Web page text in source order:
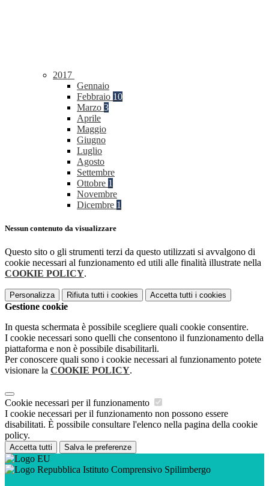
2017
Gennaio
Febbraio 10
Marzo 3
Aprile
Maggio
Giugno
Luglio
Agosto
Settembre
Ottobre 1
Novembre
Dicembre 1
Nessun contenuto da visualizzare
Questo sito o gli strumenti terzi da questo utilizzati si avvalgono di
cookie necessari al funzionamento ed utili alle finalità illustrate nella
COOKIE POLICY.
Personalizza Rifiuta tutti i cookies Accetta tutti i cookies
Gestione cookie
In questa schermata è possibile scegliere quali cookie consentire.
I cookie necessari sono quelli che consentono il funzionamento della
piattaforma e non è possibile disabilitarli.
Per conoscere quali sono i cookie necessari al funzionamento potete
visionare la COOKIE POLICY.
Cookie necessari per il funzionamento
I cookie necessari per il funzionamento non possono essere
disabilitati. È possibile consultare l'elenco nella pagina della cookie
policy.
Accetta tutti Salva le preferenze
Istituto Comprensivo Spilimbergo